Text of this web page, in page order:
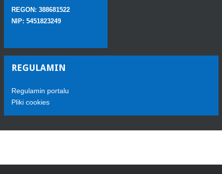
REGON: 388681522
NIP: 5451823249
REGULAMIN
Regulamin portalu
Pliki cookies